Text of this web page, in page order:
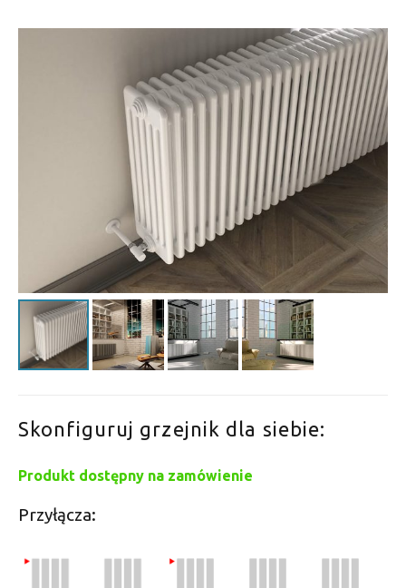
Skonfiguruj grzejnik dla siebie:
Produkt dostępny na zamówienie
Przyłącza: